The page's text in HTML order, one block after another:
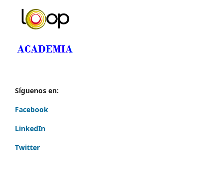
Síguenos en:
Facebook
LinkedIn
Twitter